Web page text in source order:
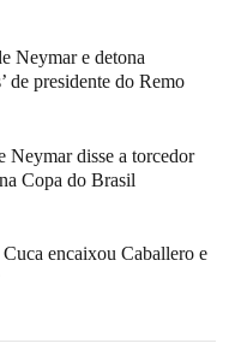
Neymar e detona
de presidente do Remo
Neymar disse a torcedor
Copa do Brasil
encaixou Caballero e